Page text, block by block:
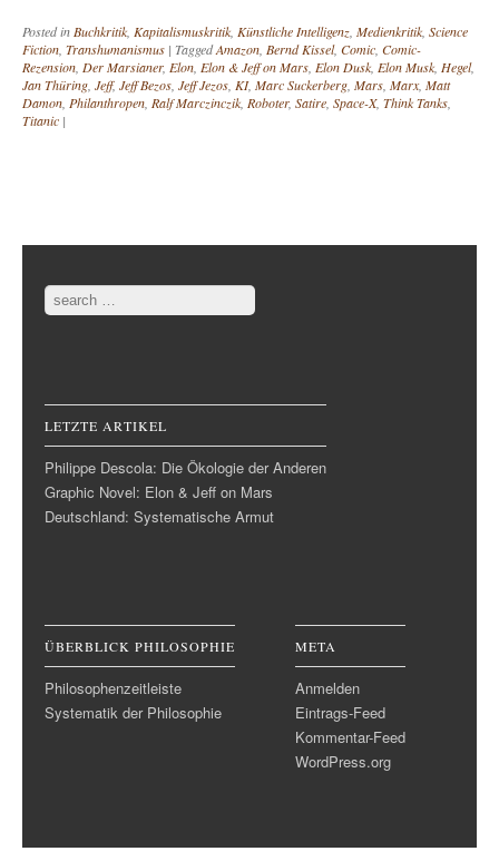
Posted inBuchkritik, Kapitalismuskritik, Künstliche Intelligenz, Medienkritik, Science
Fiction, Transhumanismus | TaggedAmazon, Bernd Kissel, Comic, Comic-
Rezension, Der Marsianer, Elon, Elon & Jeff on Mars, Elon Dusk, Elon Musk, Hegel,
Jan Thüring, Jeff, Jeff Bezos, Jeff Jezos, KI, Marc Suckerberg, Mars, Marx, Matt
Damon, Philanthropen, Ralf Marczinczik, Roboter, Satire, Space-X, Think Tanks,
Titanic |
Post navigation
Search
LETZTE ARTIKEL
Philippe Descola: Die Ökologie der Anderen
Graphic Novel: Elon & Jeff on Mars
Deutschland: Systematische Armut
ÜBERBLICK PHILOSOPHIE
Philosophenzeitleiste
Systematik der Philosophie
META
Anmelden
Eintrags-Feed
Kommentar-Feed
WordPress.org